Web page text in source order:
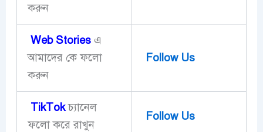
করুন
Web Stories এ
আমাদের কে ফলো
করুন
Follow Us
TikTok চ্যানেল
ফলো করে রাখুন
Follow Us